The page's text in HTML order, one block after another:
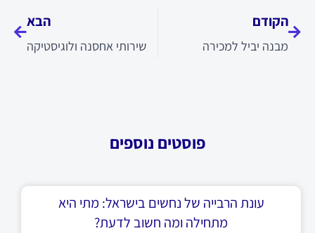
הקודם
מבנה יביל למכירה
הבא
שירותי אחסנה ולוגיסטיקה
פוסטים נוספים
עונת הרבייה של נחשים בישראל: מתי היא
מתחילה ומה חשוב לדעת?